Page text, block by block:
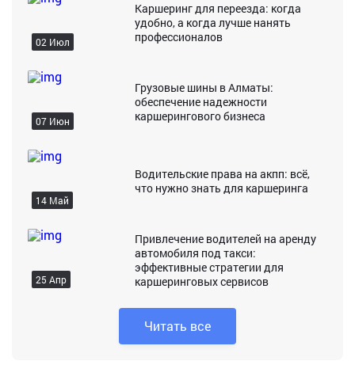
02 Июл
Каршеринг для переезда: когда
удобно, а когда лучше нанять
профессионалов
07 Июн
Грузовые шины в Алматы:
обеспечение надежности
каршерингового бизнеса
14 Май
Водительские права на акпп: всё,
что нужно знать для каршеринга
25 Апр
Привлечение водителей на аренду
автомобиля под такси:
эффективные стратегии для
каршеринговых сервисов
Читать все